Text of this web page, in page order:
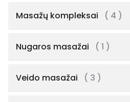
Masažų kompleksai ( 4 )
Nugaros masažai ( 1 )
Veido masažai ( 3 )